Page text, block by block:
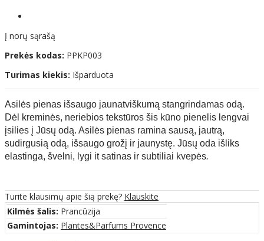
Į norų sąrašą
Prekės kodas: PPKP003
Turimas kiekis: Išparduota
Asilės pienas išsaugo jaunatviškumą stangrindamas odą.
Dėl kreminės, neriebios tekstūros šis kūno pienelis lengvai
įsilies į Jūsų odą. Asilės pienas ramina sausą, jautrą,
sudirgusią odą, išsaugo grožį ir jaunystę. Jūsų oda išliks
elastinga, švelni, lygi it satinas ir subtiliai kvepės.
Turite klausimų apie šią prekę? Klauskite
Kilmės šalis: Prancūzija
Gamintojas: Plantes&Parfums Provence